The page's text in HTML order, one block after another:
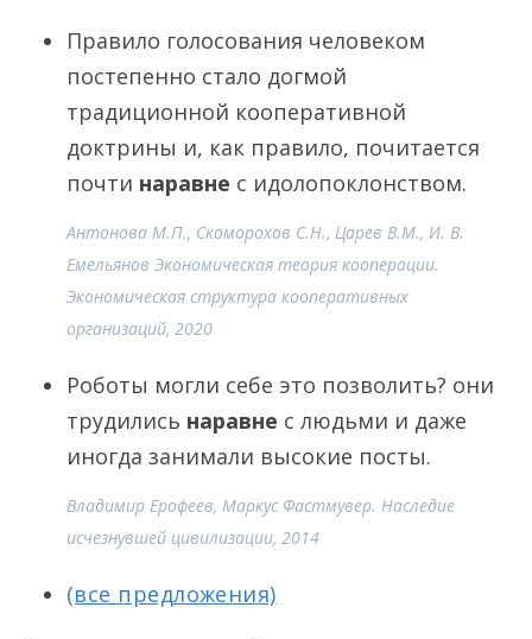
Правило голосования человеком
постепенно стало догмой
традиционной кооперативной
доктрины и, как правило, почитается
почти наравне с идолопоклонством.
Антонова М.П., Скоморохов С.Н., Царев В.М., И. В.
Емельянов Экономическая теория кооперации.
Экономическая структура кооперативных
организаций, 2020
Роботы могли себе это позволить? они
трудились наравне с людьми и даже
иногда занимали высокие посты.
Владимир Ерофеев, Маркус Фастмувер. Наследие
исчезнувшей цивилизации, 2014
(все предложения)